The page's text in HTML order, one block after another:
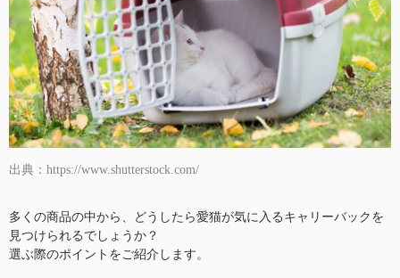
出典：https://www.shutterstock.com/
多くの商品の中から、どうしたら愛猫が気に入るキャリーバックを
見つけられるでしょうか？
選ぶ際のポイントをご紹介します。